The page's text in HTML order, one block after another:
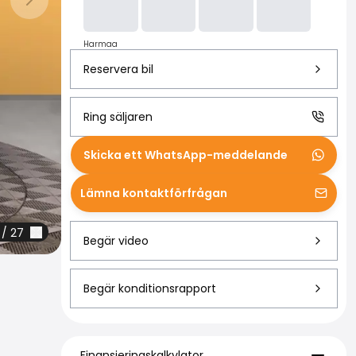
Nästa bild
27
Harmaa
Reservera bil
Skicka ett WhatsApp-meddelande
Ring säljaren
Lämna kontaktförfrågan
Begär video
Begär konditionsrapport
Finansieringskalkylator